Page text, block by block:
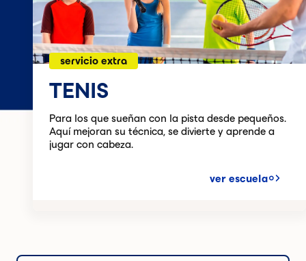
servicio extra
TENIS
Para los que sueñan con la pista desde pequeños.
Aquí mejoran su técnica, se divierte y aprende a
jugar con cabeza.
ver escuela